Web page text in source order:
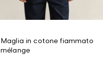
Maglia in cotone fiammato
mélange